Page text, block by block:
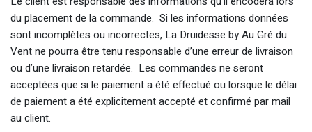
du placement de la commande. Si les informations données
sont incomplètes ou incorrectes, La Druidesse by Au Gré du
Vent ne pourra être tenu responsable d’une erreur de livraison
ou d’une livraison retardée. Les commandes ne seront
acceptées que si le paiement a été effectué ou lorsque le délai
de paiement a été explicitement accepté et confirmé par mail
au client.